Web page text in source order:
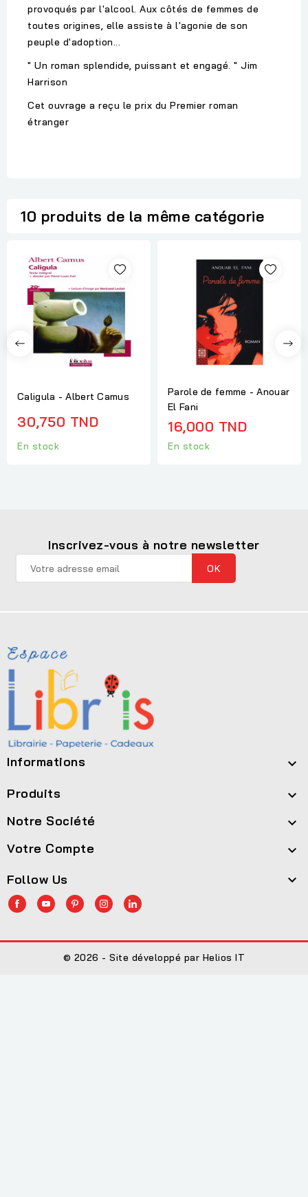
provoqués par l'alcool. Aux côtés de femmes de
toutes origines, elle assiste à l'agonie de son
peuple d'adoption...
" Un roman splendide, puissant et engagé. " Jim
Harrison
Cet ouvrage a reçu le prix du Premier roman
étranger
10 produits de la même catégorie
Caligula - Albert Camus
30,750 TND
En stock
Parole de femme - Anouar
El Fani
16,000 TND
En stock
Inscrivez-vous à notre newsletter
Informations 
Produits 
Notre Société 
Votre Compte 
Follow Us 
© 2026 - Site développé par Helios IT